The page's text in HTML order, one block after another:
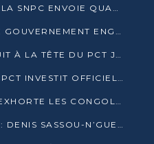
BOURSES D’EXCELLENCE : LA SNPC ENVOIE QUATRE NOUVEAUX TALENTS CONGOLAIS SE FORMER À BAKOU
MARCHÉS DOMANIAUX : LE GOUVERNEMENT ENGAGE LA STRUCTURATION DES TAXES D’ASSAINISSEMENT
PIERRE MOUSSA RECONDUIT À LA TÊTE DU PCT JUSQU’EN 2031
PRÉSIDENTIELLE 2026 : LE PCT INVESTIT OFFICIELLEMENT DENIS SASSOU NGUESSO
DENIS SASSOU-N’GUESSO EXHORTE LES CONGOLAIS À L’UNITÉ ET AU FAIR-PLAY DÉMOCRATIQUE EN 2026
RÉVEILLON D’ARMES 2025 : DENIS SASSOU-N’GUESSO GARANTIT DES ÉLECTIONS 2026 PAISIBLES ET SÉCURISÉES